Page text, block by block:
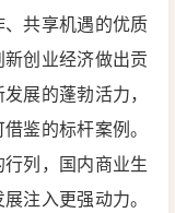
共享机遇的优质
创业经济做出贡
展的蓬勃活力，
鉴的标杆案例。
列，国内商业生
注入更强动力。